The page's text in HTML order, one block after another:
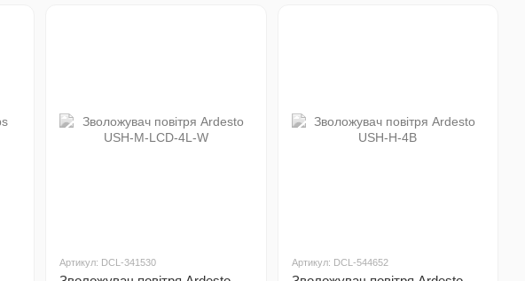
Артикул: DCL-341530 Артикул: DCL-544652